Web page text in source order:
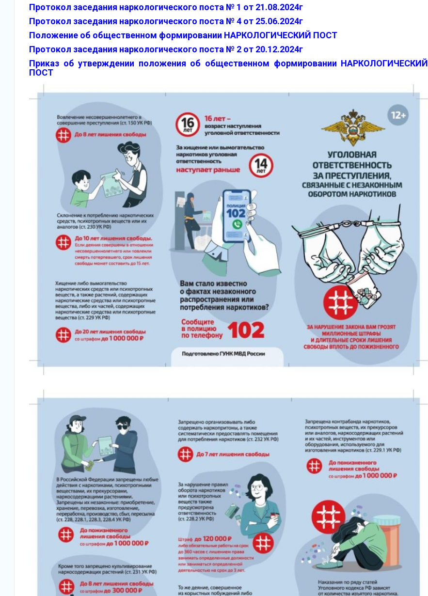
Протокол заседания наркологического поста № 1 от 21.08.2024г
Протокол заседания наркологического поста № 4 от 25.06.2024г
Положение об общественном формировании НАРКОЛОГИЧЕСКИЙ ПОСТ
Протокол заседания наркологического поста № 2 от 20.12.2024г
Приказ об утверждении положения об общественном формировании НАРКОЛОГИЧЕСКИЙ
ПОСТ